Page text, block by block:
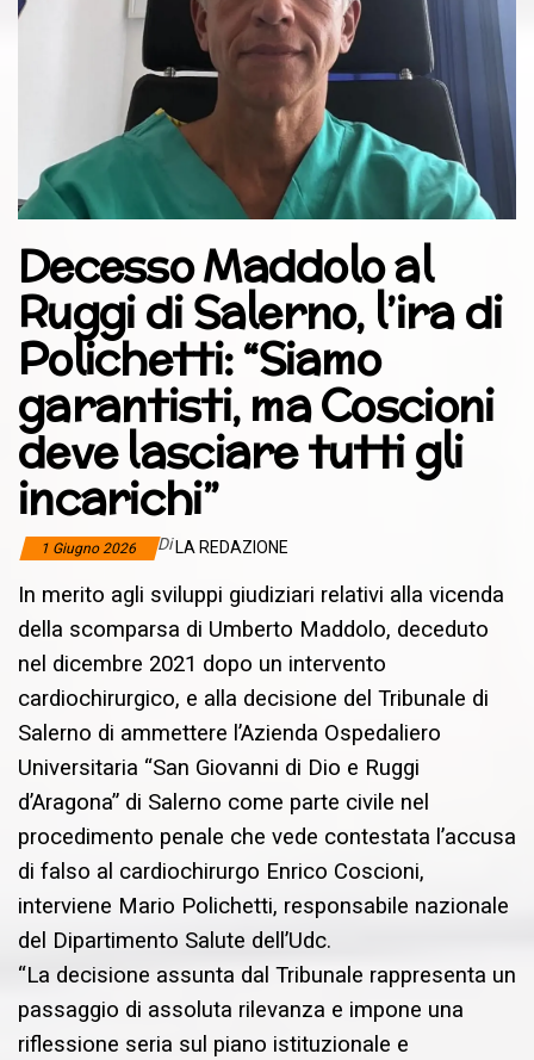
Decesso Maddolo al
Ruggi di Salerno, l’ira di
Polichetti: “Siamo
garantisti, ma Coscioni
deve lasciare tutti gli
incarichi”
1 Giugno 2026 Di LA REDAZIONE
In merito agli sviluppi giudiziari relativi alla vicenda
della scomparsa di Umberto Maddolo, deceduto
nel dicembre 2021 dopo un intervento
cardiochirurgico, e alla decisione del Tribunale di
Salerno di ammettere l’Azienda Ospedaliero
Universitaria “San Giovanni di Dio e Ruggi
d’Aragona” di Salerno come parte civile nel
procedimento penale che vede contestata l’accusa
di falso al cardiochirurgo Enrico Coscioni,
interviene Mario Polichetti, responsabile nazionale
del Dipartimento Salute dell’Udc.
“La decisione assunta dal Tribunale rappresenta un
passaggio di assoluta rilevanza e impone una
riflessione seria sul piano istituzionale e